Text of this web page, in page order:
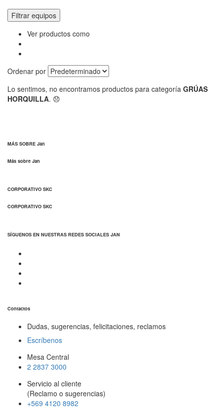
Filtrar equipos
Ver productos como
Ordenar por
Lo sentimos, no encontramos productos para categoría GRÚAS
HORQUILLA. 😞
MÁS SOBRE Jan
Más sobre Jan
CORPORATIVO SKC
CORPORATIVO SKC
SÍGUENOS EN NUESTRAS REDES SOCIALES JAN
Contactos
Dudas, sugerencias, felicitaciones, reclamos
Escríbenos
Mesa Central
2 2837 3000
Servicio al cliente
(Reclamo o sugerencias)
+569 4120 8982